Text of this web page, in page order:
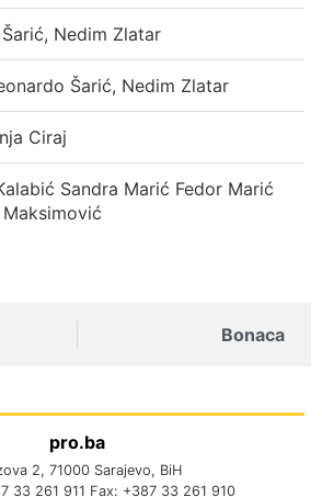
Nedim Zlatar
Šarić, Nedim Zlatar
Ciraj
Sandra Marić Fedor Marić
Bonaca
pro.ba
2, 71000 Sarajevo, BiH
33 261 911 Fax: +387 33 261 910